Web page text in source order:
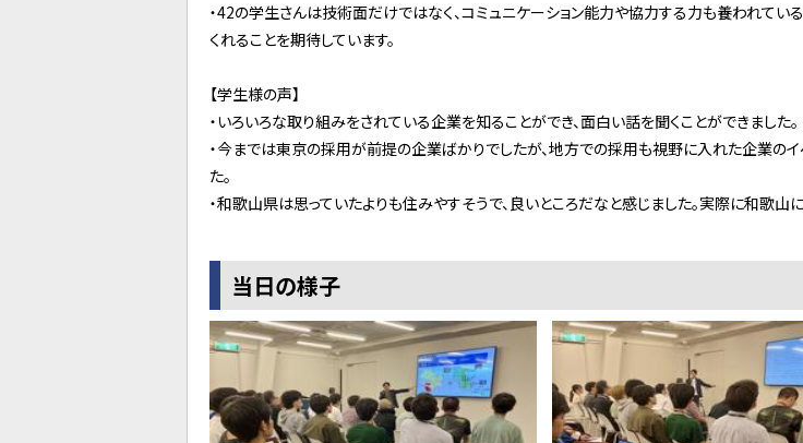
・42の学生さんは技術面だけではなく、コミュニケーション能力や協力する力も養われてい
くれることを期待しています。
【学生様の声】
・いろいろな取り組みをされている企業を知ることができ、面白い話を聞くことができました。
・今までは東京の採用が前提の企業ばかりでしたが、地方での採用も視野に入れた企業の
た。
・和歌山県は思っていたよりも住みやすそうで、良いところだなと感じました。実際に和歌山
当日の様子